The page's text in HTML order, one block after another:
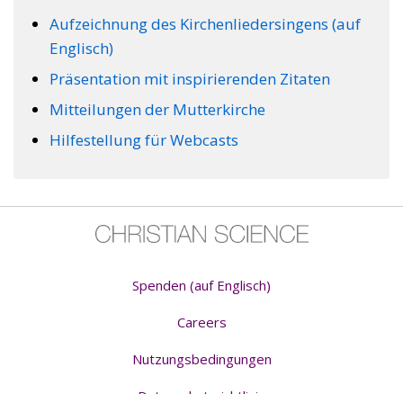
Aufzeichnung des Kirchenliedersingens (auf
Englisch)
Präsentation mit inspirierenden Zitaten
Mitteilungen der Mutterkirche
Hilfestellung für Webcasts
Spenden (auf Englisch)
Careers
Nutzungsbedingungen